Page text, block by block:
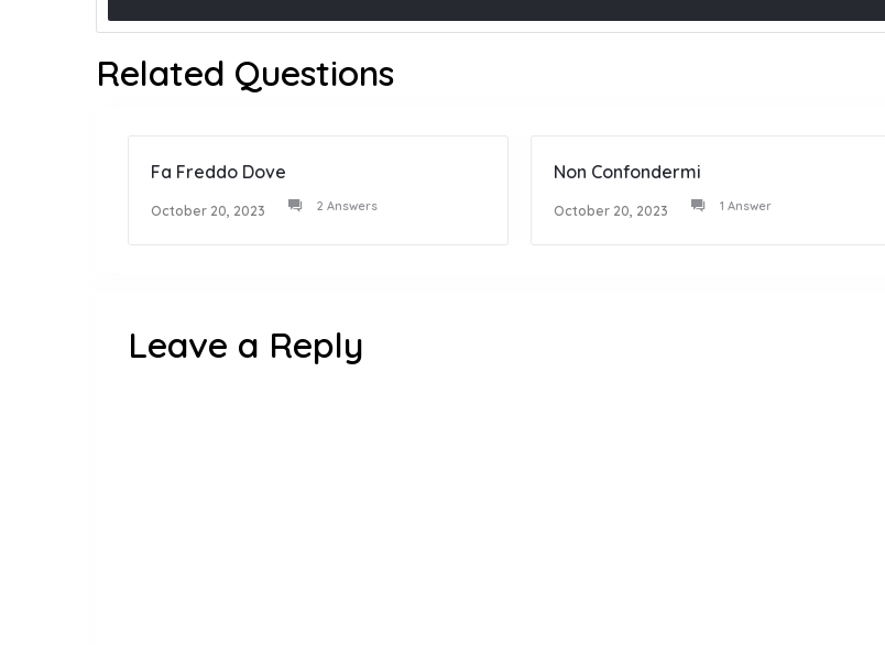
Related Questions
Fa Freddo Dove
October 20, 2023 2 Answers
Non Confondermi
October 20, 2023 1 Answer
Leave a Reply